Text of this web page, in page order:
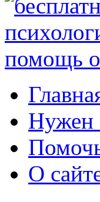
Нужен
О